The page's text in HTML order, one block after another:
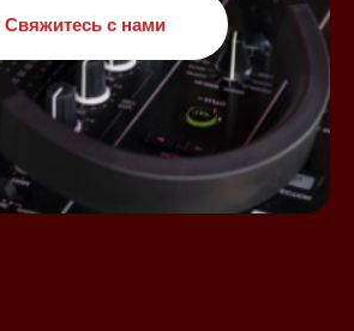
Свяжитесь с нами